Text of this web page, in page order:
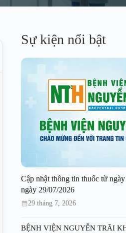
Sự kiện nổi bật
Cập nhật thông tin thuốc từ
ngày 29/07/2026
29 tháng 7, 2026
BỆNH VIỆN NGUYỄN TRÃI